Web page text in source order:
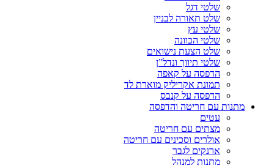
שלטי דגל
שלט תאורה לבניין
שלטי עץ
שלטי הכוונה
שלט הצעת נישואים
שלטי תיווך ונדל”ן
הדפסה על קאפה
תמונת אקריליק מוארת לד
הדפסה על קנבס
מתנות עם חריטה והדפסה
עטים
מצתים עם חריטה
אולרים וסכינים עם חריטה
ארנקים לגבר
מתנות למנהל